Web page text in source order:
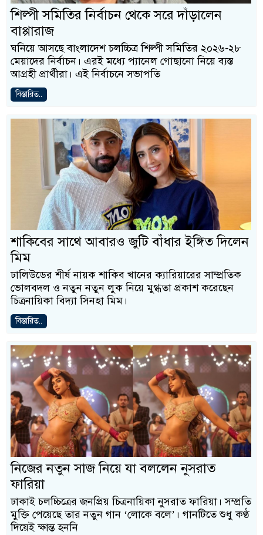
শিল্পী সমিতির নির্বাচন থেকে সরে দাঁড়ালেন
বাপ্পারাজ
ঘনিয়ে আসছে বাংলাদেশ চলচ্চিত্র শিল্পী সমিতির ২০২৬-২৮
মেয়াদের নির্বাচন। এরই মধ্যে প্যানেল গোছানো নিয়ে ব্যস্ত
আগ্রহী প্রার্থীরা। এই নির্বাচনে সভাপতি
বিস্তারিত..
শাকিবের সাথে আবারও জুটি বাঁধার ইঙ্গিত দিলেন
মিম
ঢালিউডের শীর্ষ নায়ক শাকিব খানের ক্যারিয়ারের সাম্প্রতিক
ভোলবদল ও নতুন নতুন লুক নিয়ে মুগ্ধতা প্রকাশ করেছেন
চিত্রনায়িকা বিদ্যা সিনহা মিম।
বিস্তারিত..
নিজের নতুন সাজ নিয়ে যা বললেন নুসরাত
ফারিয়া
ঢাকাই চলচ্চিত্রের জনপ্রিয় চিত্রনায়িকা নুসরাত ফারিয়া। সম্প্রতি
মুক্তি পেয়েছে তার নতুন গান ‘লোকে বলে’। গানটিতে শুধু কণ্ঠ
দিয়েই ক্ষান্ত হননি